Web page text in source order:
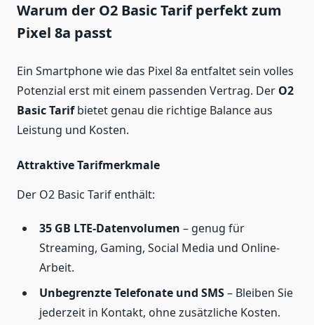
Warum der O2 Basic Tarif perfekt zum
Pixel 8a passt
Ein Smartphone wie das Pixel 8a entfaltet sein volles
Potenzial erst mit einem passenden Vertrag. Der O2
Basic Tarifbietet genau die richtige Balance aus
Leistung und Kosten.
Attraktive Tarifmerkmale
Der O2 Basic Tarif enthält:
35 GB LTE-Datenvolumen – genug für
Streaming, Gaming, Social Media und Online-
Arbeit.
Unbegrenzte Telefonate und SMS– Bleiben Sie
jederzeit in Kontakt, ohne zusätzliche Kosten.